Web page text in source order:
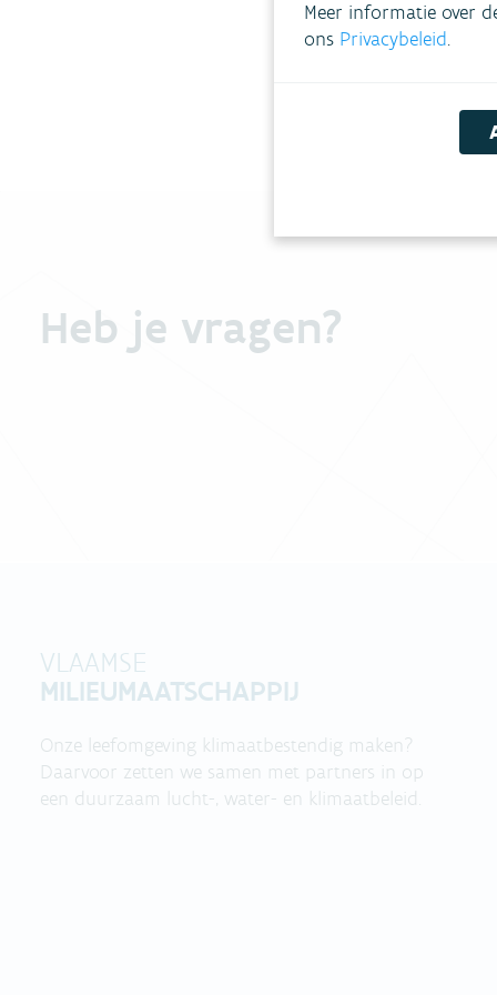
Meer
Heb je vragen?
VLAAMSE
MILIEUMAATSCHAPPIJ
Onze leefomgeving klimaatbestendig maken?
Daarvoor zetten we samen met partners in op
een duurzaam lucht-, water- en klimaatbeleid.
Meer informatie over
ons Privacybeleid.